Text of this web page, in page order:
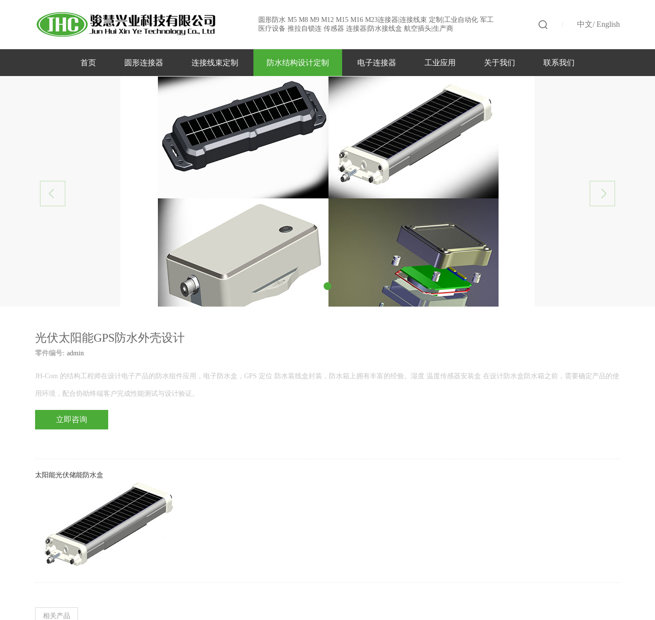
圆形防水 M5 M8 M9 M12 M15 M16 M23连接器|连接线束 定制|工业自动化 军工
医疗设备 推拉自锁连 传感器 连接器|防水接线盒 航空插头|生产商
中文/English
首页 圆形连接器 连接线束定制 防水结构设计定制 电子连接器 工业应用 关于我们 联系我们
光伏太阳能GPS防水外壳设计
零件编号: admin
JH-Com 的结构工程师在设计电子产品的防水组件应用，电子防水盒，GPS 定位 防水装线盒封装，防水箱上拥有丰富的经验。湿度 温度传感器安装盒 在设计防水盒防水箱之前，需要确定产品的使
用环境，配合协助终端客户完成性能测试与设计验证。
立即咨询
太阳能光伏储能防水盒
相关产品